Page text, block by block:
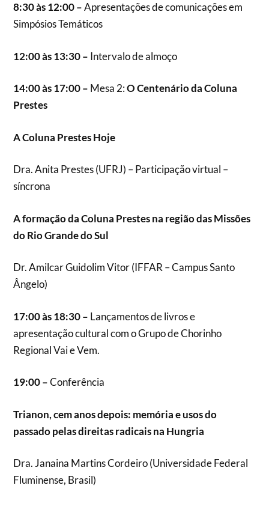
8:30 às 12:00 –Apresentações de comunicações em
Simpósios Temáticos
12:00 às 13:30 – Intervalo de almoço
14:00 às 17:00 – Mesa 2:O Centenário da Coluna
Prestes
A Coluna Prestes Hoje
Dra. Anita Prestes (UFRJ) – Participação virtual –
síncrona
A formação da Coluna Prestes na região das Missões
do Rio Grande do Sul
Dr. Amilcar Guidolim Vitor (IFFAR – Campus Santo
Ângelo)
17:00 às 18:30 – Lançamentos de livros e
apresentação cultural com o Grupo de Chorinho
Regional Vai e Vem.
19:00 –Conferência
Trianon, cem anos depois: memória e usos do
passado pelas direitas radicais na Hungria
Dra. Janaina Martins Cordeiro (Universidade Federal
Fluminense, Brasil)